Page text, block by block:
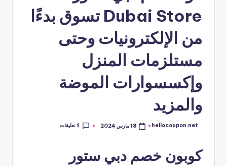
Dubai Store تسوق بدءًا
من الإلكترونيات وحتى
مستلزمات المنزل
وإكسسوارات الموضة
والمزيد
تمّ
hellocoupon.net 18 مارس 2024 لا تعليقات
كوبون خصم دبي ستور